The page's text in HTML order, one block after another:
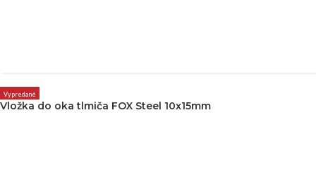
Vypredané
Vložka do oka tlmiča FOX Steel 10x15mm